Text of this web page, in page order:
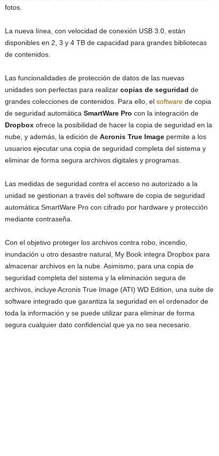
fotos.
La nueva línea, con velocidad de conexión USB 3.0, están
disponibles en 2, 3 y 4 TB de capacidad para grandes bibliotecas
de contenidos.
Las funcionalidades de protección de datos de las nuevas
unidades son perfectas para realizar copias de seguridad de
grandes colecciones de contenidos. Para ello, el software de copia
de seguridad automática SmartWare Pro con la integración de
Dropbox ofrece la posibilidad de hacer la copia de seguridad en la
nube, y además, la edición de Acronis True Image permite a los
usuarios ejecutar una copia de seguridad completa del sistema y
eliminar de forma segura archivos digitales y programas.
Las medidas de seguridad contra el acceso no autorizado a la
unidad se gestionan a través del software de copia de seguridad
automática SmartWare Pro con cifrado por hardware y protección
mediante contraseña.
Con el objetivo proteger los archivos contra robo, incendio,
inundación u otro desastre natural, My Book integra Dropbox para
almacenar archivos en la nube. Asimismo, para una copia de
seguridad completa del sistema y la eliminación segura de
archivos, incluye Acronis True Image (ATI) WD Edition, una suite de
software integrado que garantiza la seguridad en el ordenador de
toda la información y se puede utilizar para eliminar de forma
segura cualquier dato confidencial que ya no sea necesario.